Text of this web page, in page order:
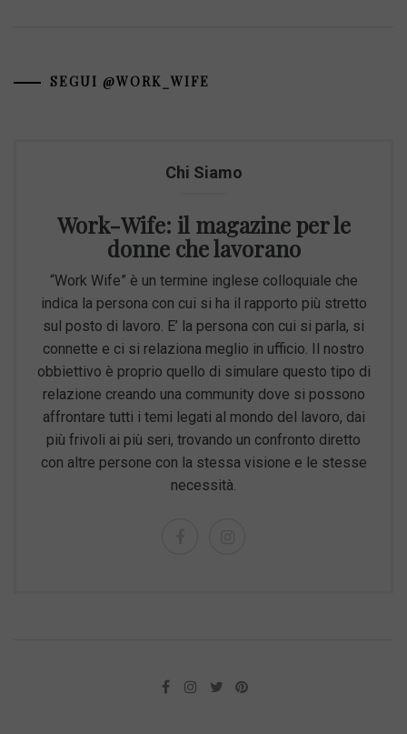
SEGUI @WORK_WIFE
Chi Siamo
Work-Wife: il magazine per le
donne che lavorano
“Work Wife” è un termine inglese colloquiale che
indica la persona con cui si ha il rapporto più stretto
sul posto di lavoro. E’ la persona con cui si parla, si
connette e ci si relaziona meglio in ufficio. Il nostro
obbiettivo è proprio quello di simulare questo tipo di
relazione creando una community dove si possono
affrontare tutti i temi legati al mondo del lavoro, dai
più frivoli ai più seri, trovando un confronto diretto
con altre persone con la stessa visione e le stesse
necessità.